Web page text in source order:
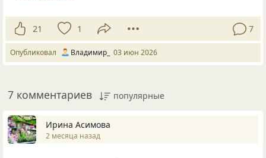
21 1 7
Опубликовал Владимир_ 03 июн 2026
7 комментариев популярные
Ирина Асимова
2 месяца назад